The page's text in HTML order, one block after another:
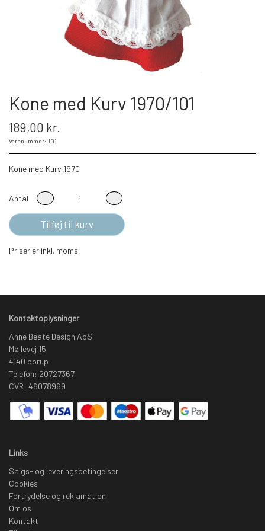
Kone med Kurv 1970/101
189,00 kr.
Varenummer: 101
Kone med Kurv 1970
Antal
Tilføj til kurv
Priser er inkl. moms
Kontaktoplysninger
Anne Beate Design ApS
Møllevej 15
4140 borup
Telefon: 20727367
CVR: 46078969
Links
Salgs- og leveringsbetingelser
Cookies
Fortrydelse og reklamation
Om os
Kontakt